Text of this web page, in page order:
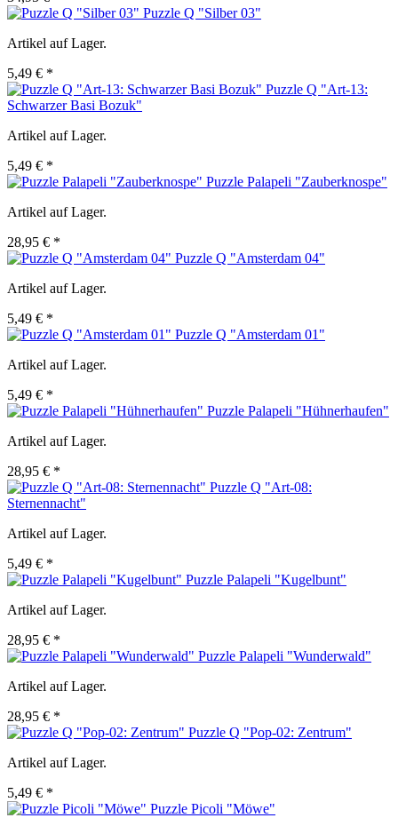
Puzzle Q "Silber 03"
Artikel auf Lager.
5,49 € *
Puzzle Q "Art-13:
Schwarzer Basi Bozuk"
Artikel auf Lager.
5,49 € *
Puzzle Palapeli "Zauberknospe"
Artikel auf Lager.
28,95 € *
Puzzle Q "Amsterdam 04"
Artikel auf Lager.
5,49 € *
Puzzle Q "Amsterdam 01"
Artikel auf Lager.
5,49 € *
Puzzle Palapeli "Hühnerhaufen"
Artikel auf Lager.
28,95 € *
Puzzle Q "Art-08:
Sternennacht"
Artikel auf Lager.
5,49 € *
Puzzle Palapeli "Kugelbunt"
Artikel auf Lager.
28,95 € *
Puzzle Palapeli "Wunderwald"
Artikel auf Lager.
28,95 € *
Puzzle Q "Pop-02: Zentrum"
Artikel auf Lager.
5,49 € *
Puzzle Picoli "Möwe"